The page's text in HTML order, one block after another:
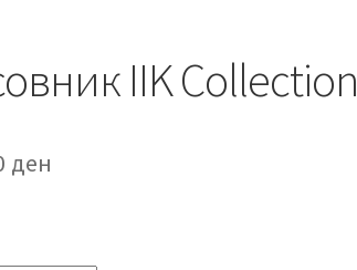
IIK Collection
ден